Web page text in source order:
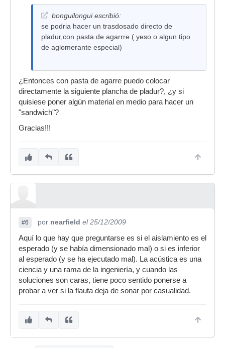
bonguilongui escribió:
se podria hacer un trasdosado directo de
pladur,con pasta de agarrre ( yeso o algun tipo
de aglomerante especial)
¿Entonces con pasta de agarre puedo colocar
directamente la siguiente plancha de pladur?, ¿y si
quisiese poner algún material en medio para hacer un
"sandwich"?
Gracias!!!
#6 por nearfield el 25/12/2009
Aquí lo que hay que preguntarse es si el aislamiento es el
esperado (y se había dimensionado mal) o si es inferior
al esperado (y se ha ejecutado mal). La acústica es una
ciencia y una rama de la ingeniería, y cuando las
soluciones son caras, tiene poco sentido ponerse a
probar a ver si la flauta deja de sonar por casualidad.